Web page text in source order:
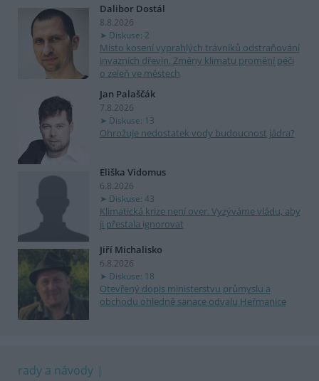
Dalibor Dostál
8.8.2026
Diskuse: 2
Místo kosení vyprahlých trávníků odstraňování
invazních dřevin. Změny klimatu promění péči
o zeleň ve městech
Jan Palaščák
7.8.2026
Diskuse: 13
Ohrožuje nedostatek vody budoucnost jádra?
Eliška Vidomus
6.8.2026
Diskuse: 43
Klimatická krize není over. Vyzýváme vládu, aby
ji přestala ignorovat
Jiří Michalisko
6.8.2026
Diskuse: 18
Otevřený dopis ministerstvu průmyslu a
obchodu ohledně sanace odvalu Heřmanice
rady a návody